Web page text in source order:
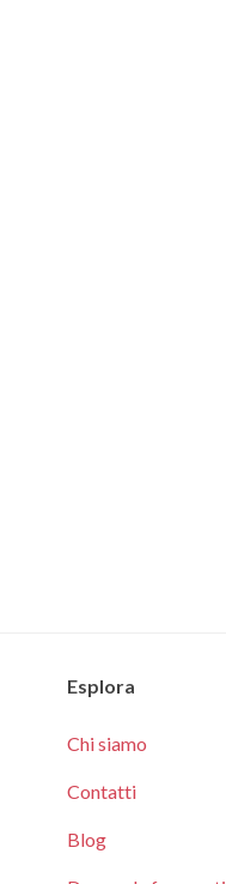
Esplora
Chi siamo
Contatti
Blog